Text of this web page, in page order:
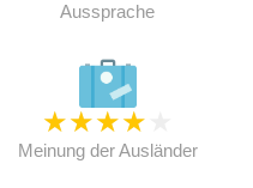
Aussprache
★★★★
Meinung der Ausländer